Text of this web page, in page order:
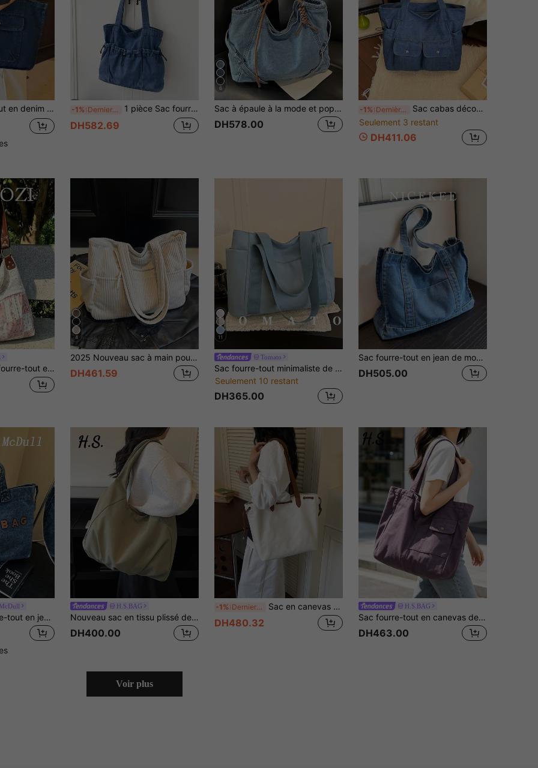
à épaule portable convenant pour le shopping et les voyages -1% Derniers 2 jours 1 pièce Sac fourre-tout vintage en denim lavé avec cordon de serrage, design à côtés resserrés réglables, large sangle longue, denim doux et durable, grande capacité de rangement multiple, sac fourre-tout de style décontracté paresseux, sac polyvalent pour femmes pour les étudiantes, les trajets, les livres et les voyages
DH582.69
6
Sac à épaule à la mode et populaire, sac fourre-tout décontracté de grande capacité de couleur unie simple, sac sous le bras au design de niche, convient pour le shopping et les sorties quotidiennes
DH578.00
-1% Dernières 7 heures
Sac cabas décontracté mode en canevas pour femmes, grande capacité, style universitaire, sac en tissu denim, sac en canevas pour femmes, sac de voyage étudiant 2026 grand
Seulement 3 restant
DH411.06
capacité, pliable, sac étudiant pour campus universitaire, trajets quotidiens et sorties, sac à bandoulière avec jupe plissée nouée et design nuage
4
2025 Nouveau sac à main pour femme, sac à bandoulière polyvalent de grande capacité pour les navettes, design de niche, style décontracté minimaliste à la mode, texture en velours côtelé, longue bandoulière, fermeture éclair, sac fourre-tout spacieux, style artistique décontracté
DH461.59
11
Tomato
Sac fourre-tout minimaliste de couleur unie à grande capacité, sac à bandoulière pour femmes, pendentif non inclus
Seulement 10 restant
DH365.00
Sac fourre-tout en jean de mode de rue, sac à bandoulière minimaliste de couleur unie, sac bandoulière réglable décontracté rétro, convient pour le travail, les déplacements, les courses et les étudiants
DH505.00
Nouveau sac fourre-tout en jean délavé chic et décontracté : sac à main orné de lettres à la mode - polyvalent, spacieux, sac à épaule parfait pour le travail, les déplacements, les courses
H.S.BAG
Nouveau sac en tissu plissé de grande capacité de style coréen et japonais, de couleur unie. Sac à bandoulière chic et décontracté, polyvalent pour le travail. Pliable, léger, minimaliste, style collège. Grand sac pour l'école, les voyages, la gym, le yoga. Sac fourre-tout décontracté sous le bras pour femmes
DH400.00
-1% Derniers 2 jours Sac en canevas grande capacité. Sac à bandoulière à la mode. Sac fourre-tout décontracté. Sac de navette simple sous le bras
DH480.32
H.S.BAG
Sac fourre-tout en canevas de style vintage américain usé, sac à bandoulière ample et souple avec poches à rivets, sac de ville/école/travail décontracté, sac week-end polyvalent grande capacité pour les voyages, le camping, l'extérieur
DH463.00
Voir plus